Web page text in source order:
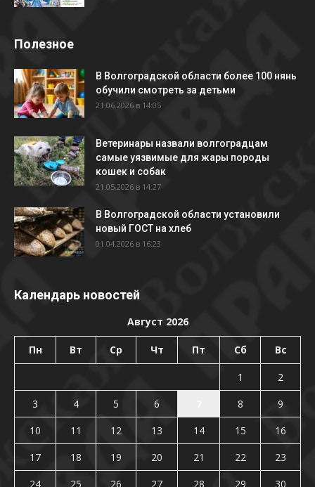
Полезное
В Волгоградской области более 100 нянь
обучили смотреть за детьми
21.06.2026 в 14:05
Ветеринары назвали волгоградцам
самые уязвимые для жары породы
кошек и собак
21.05.2026 в 14:27
В Волгоградской области установили
новый ГОСТ на хлеб
01.04.2026 в 16:23
Календарь новостей
Август 2026
Пн Вт Ср Чт Пт Сб Вс
1
2
3
4 5 6 8
9
10
11 12 13 14 15
16
17
18 19 20 21 22
23
24
25 26 27 28 29
30